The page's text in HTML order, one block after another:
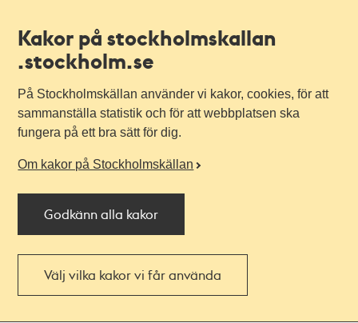
Kakor på stockholmskallan
.stockholm.se
På Stockholmskällan använder vi kakor, cookies, för att
sammanställa statistik och för att webbplatsen ska
fungera på ett bra sätt för dig.
Om kakor på Stockholmskällan
Godkänn alla kakor
Välj vilka kakor vi får använda